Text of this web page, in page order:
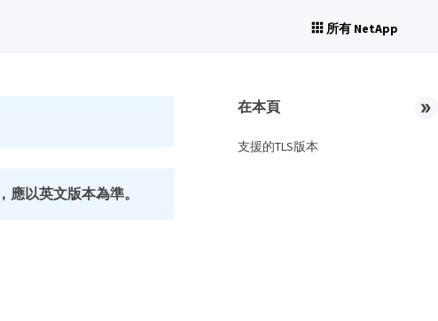
所有 NetApp
以英文版本為準。
在本頁
支援的TLS版本